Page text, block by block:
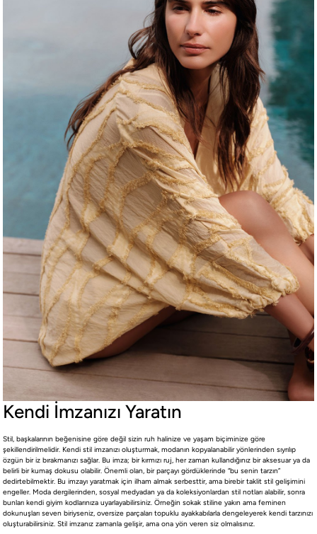
Kendi İmzanızı Yaratın
Stil, başkalarının beğenisine göre değil sizin ruh halinize ve yaşam biçiminize göre
şekillendirilmelidir. Kendi stil imzanızı oluşturmak, modanın kopyalanabilir yönlerinden sıyrılıp
özgün bir iz bırakmanızı sağlar. Bu imza; bir kırmızı ruj, her zaman kullandığınız bir aksesuar ya da
belirli bir kumaş dokusu olabilir. Önemli olan, bir parçayı gördüklerinde “bu senin tarzın”
dedirtebilmektir. Bu imzayı yaratmak için ilham almak serbesttir, ama birebir taklit stil gelişimini
engeller. Moda dergilerinden, sosyal medyadan ya da koleksiyonlardan stil notları alabilir, sonra
bunları kendi giyim kodlarınıza uyarlayabilirsiniz. Örneğin sokak stiline yakın ama feminen
dokunuşları seven biriyseniz, oversize parçaları topuklu ayakkabılarla dengeleyerek kendi tarzınızı
oluşturabilirsiniz. Stil imzanız zamanla gelişir, ama ona yön veren siz olmalısınız.